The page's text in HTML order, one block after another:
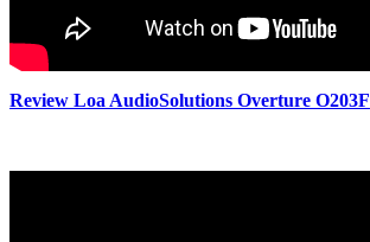
Review Loa AudioSolutions Overture O203F